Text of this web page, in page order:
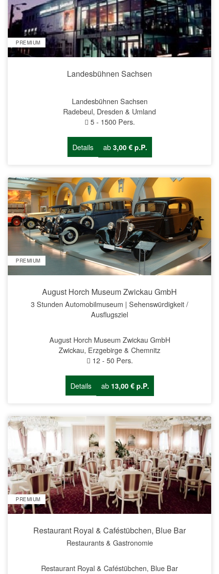
PREMIUM
Landesbühnen Sachsen
Landesbühnen Sachsen
Radebeul, Dresden & Umland
5- 1500Pers.
Details ab 3,00 € p.P.
PREMIUM
August Horch Museum Zwickau GmbH
3 Stunden Automobilmuseum | Sehenswürdigkeit /
Ausflugsziel
August Horch Museum Zwickau GmbH
Zwickau, Erzgebirge & Chemnitz
12- 50Pers.
Details ab 13,00 € p.P.
PREMIUM
Restaurant Royal & Caféstübchen, Blue Bar
Restaurants & Gastronomie
Restaurant Royal & Caféstübchen, Blue Bar